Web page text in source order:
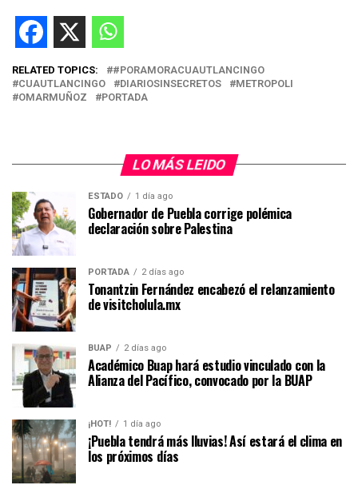
RELATED TOPICS:
#PORAMORACUAUTLANCINGO
CUAUTLANCINGO
DIARIOSINSECRETOS
METROPOLI
OMARMUÑOZ
PORTADA
LO MÁS LEIDO
ESTADO 1 día ago
Gobernador de Puebla corrige polémica
declaración sobre Palestina
PORTADA 2 días ago
Tonantzin Fernández encabezó el relanzamiento
de visitcholula.mx
BUAP 2 días ago
Académico Buap hará estudio vinculado con la
Alianza del Pacífico, convocado por la BUAP
¡HOT! 1 día ago
¡Puebla tendrá más lluvias! Así estará el clima en
los próximos días